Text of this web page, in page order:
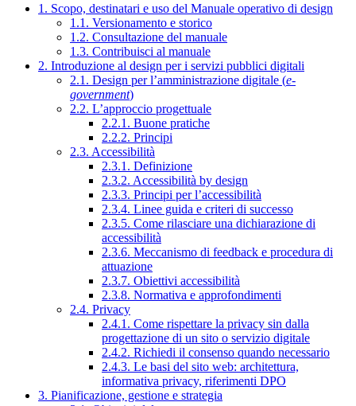
1. Scopo, destinatari e uso del Manuale operativo di design
1.1. Versionamento e storico
1.2. Consultazione del manuale
1.3. Contribuisci al manuale
2. Introduzione al design per i servizi pubblici digitali
2.1. Design per l’amministrazione digitale (e-
government)
2.2. L’approccio progettuale
2.2.1. Buone pratiche
2.2.2. Principi
2.3. Accessibilità
2.3.1. Definizione
2.3.2. Accessibilità by design
2.3.3. Principi per l’accessibilità
2.3.4. Linee guida e criteri di successo
2.3.5. Come rilasciare una dichiarazione di
accessibilità
2.3.6. Meccanismo di feedback e procedura di
attuazione
2.3.7. Obiettivi accessibilità
2.3.8. Normativa e approfondimenti
2.4. Privacy
2.4.1. Come rispettare la privacy sin dalla
progettazione di un sito o servizio digitale
2.4.2. Richiedi il consenso quando necessario
2.4.3. Le basi del sito web: architettura,
informativa privacy, riferimenti DPO
3. Pianificazione, gestione e strategia